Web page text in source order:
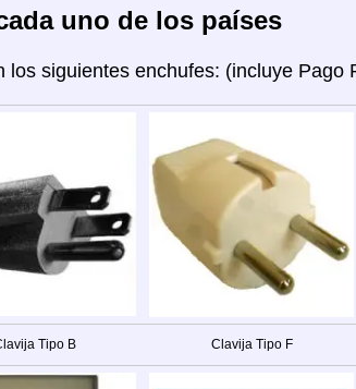
uno de los países
los siguientes enchufes: (incluye Pago
Tipo B Clavija Tipo F